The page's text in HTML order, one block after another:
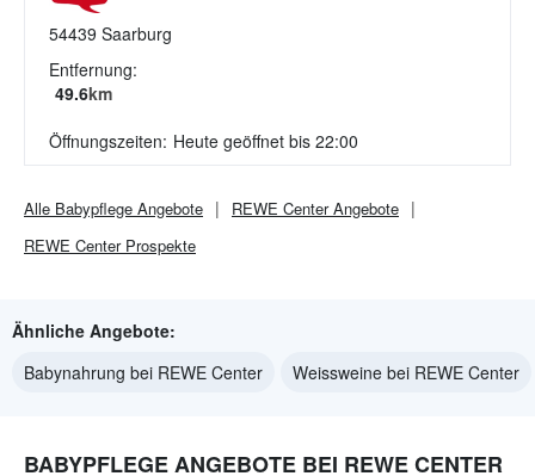
54439 Saarburg
Entfernung:
49.6km
Öffnungszeiten: Heute geöffnet bis 22:00
Alle Babypflege Angebote REWE CenterAngebote
REWE CenterProspekte
Ähnliche Angebote:
Babynahrung bei REWE Center
Weissweine bei REWE Center
BABYPFLEGE ANGEBOTE BEI REWE CENTER